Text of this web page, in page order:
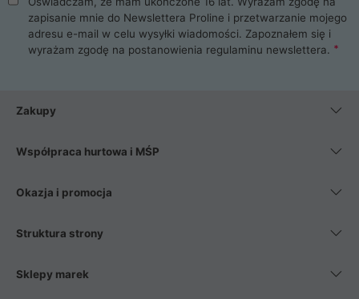
zapisanie mnie do Newslettera Proline i przetwarzanie mojego
adresu e-mail w celu wysyłki wiadomości. Zapoznałem się i
wyrażam zgodę na postanowienia regulaminu newslettera.
Zakupy
Współpraca hurtowa i MŚP
Okazja i promocja
Struktura strony
Sklepy marek